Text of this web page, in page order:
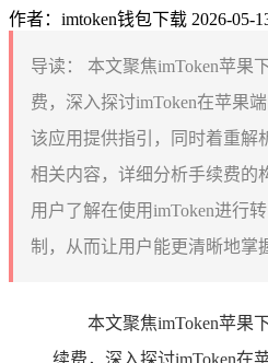
作者：imtoken钱包下载 2026-05-
导读：
本文聚焦imToken苹果
费，深入探讨imToken在苹果
该应用提供指引，同时着重解
相关内容，详细分析手续费的
用户了解在使用imToken进行
制，从而让用户能更清晰地掌
本文聚焦imToken苹果
续费，深入探讨imToken在